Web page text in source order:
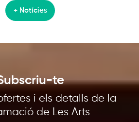
+ Notícies
te
i els detalls de la
de Les Arts